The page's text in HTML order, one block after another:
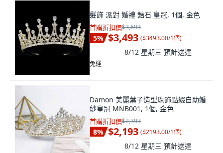
髮飾 派對 婚禮 鋯石 皇冠, 1個, 金色
首購折扣價$3,693
5% $3,493 ($3493.00/1個)
8/12 星期三 預計送達
免運
Damon 美麗葉子造型珠飾點綴自助婚
紗皇冠 MNB001, 1個, 金色
首購折扣價$2,393
8% $2,193 ($2193.00/1個)
8/12 星期三 預計送達